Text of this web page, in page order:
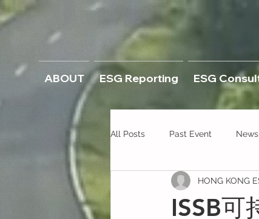
ABOUT ESG Reporting ESG
All Posts Past Event News
ISSB可
HONG KONG